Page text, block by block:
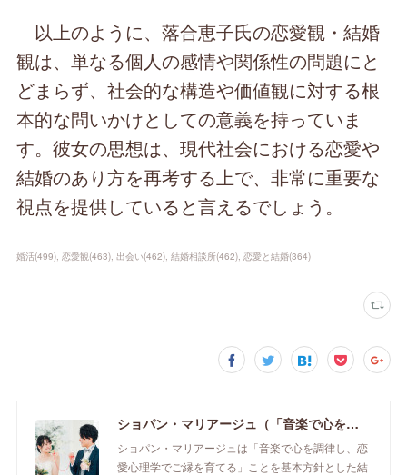
以上のように、落合恵子氏の恋愛観・結婚
観は、単なる個人の感情や関係性の問題にと
どまらず、社会的な構造や価値観に対する根
本的な問いかけとしての意義を持っていま
す。彼女の思想は、現代社会における恋愛や
結婚のあり方を再考する上で、非常に重要な
視点を提供していると言えるでしょう。
婚活(499) 恋愛観(463) 出会い(462) 結婚相談所(462) 恋愛と結婚(364)
ショパン・マリアージュ（「音楽で心を調律し恋愛心理学でご縁を育てる」釧路市の結婚相談所）/ 全国結婚相談事業者連盟正規加盟店 / cherry-piano.com
ショパン・マリアージュは「音楽で心を調律し、恋
愛心理学でご縁を育てる」ことを基本方針とした結